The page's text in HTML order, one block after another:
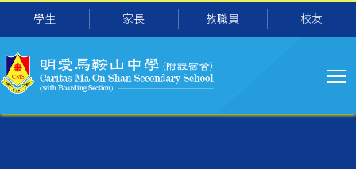
移至主內容
學生 家長 教職員 校友
导
航